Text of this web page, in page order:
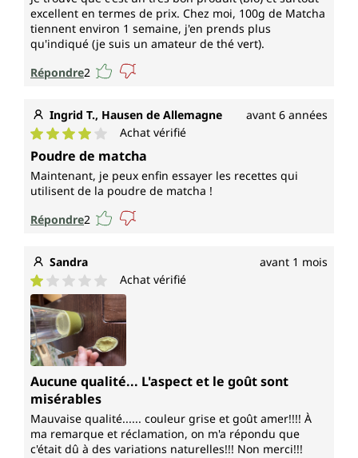
excellent en termes de prix. Chez moi, 100g de Matcha
tiennent environ 1 semaine, j'en prends plus
qu'indiqué (je suis un amateur de thé vert).
Répondre2
Ingrid T., Hausen de Allemagne avant 6 années
Note moyenne de 4 sur 5 étoiles
Achat vérifié
Poudre de matcha
Maintenant, je peux enfin essayer les recettes qui
utilisent de la poudre de matcha !
Répondre2
Sandra avant 1 mois
Note moyenne de 1 sur 5 étoiles
Achat vérifié
Aucune qualité... L'aspect et le goût sont
misérables
Mauvaise qualité...... couleur grise et goût amer!!!! À
ma remarque et réclamation, on m'a répondu que
c'était dû à des variations naturelles!!! Non merci!!!